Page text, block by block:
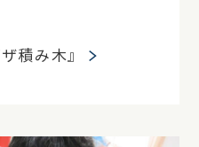
積み木』